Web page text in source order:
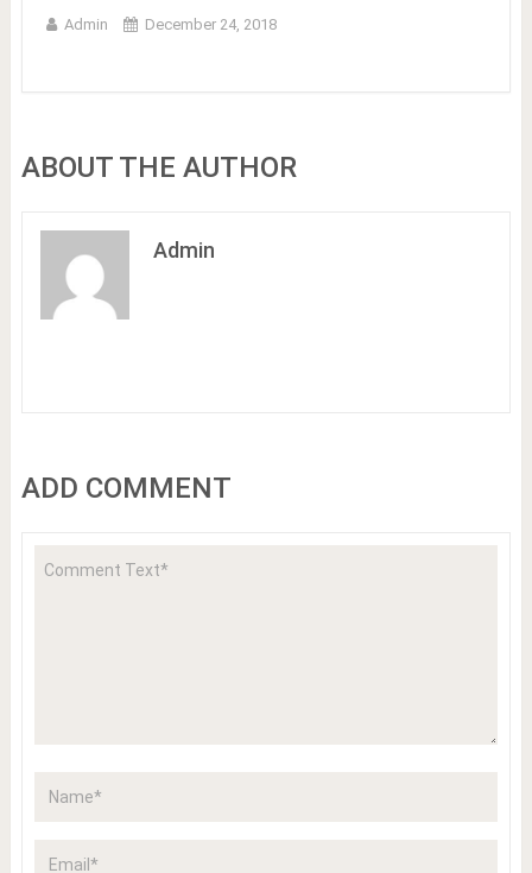
Admin December 24, 2018
ABOUT THE AUTHOR
Admin
ADD COMMENT